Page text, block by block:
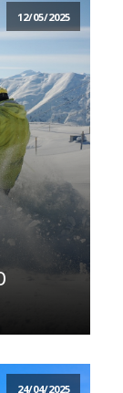
12/05/2025
24/04/2025